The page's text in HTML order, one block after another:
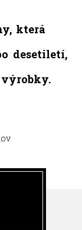
která
desetiletí,